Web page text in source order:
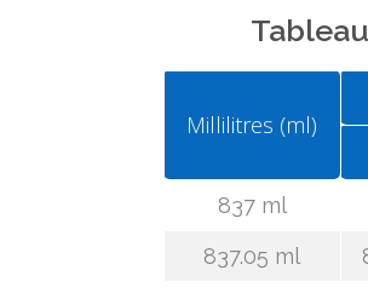
Millilitres (ml)
837 ml
837.05 ml